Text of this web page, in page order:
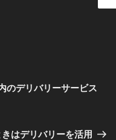
のデリバリーサービス
はデリバリーを活用